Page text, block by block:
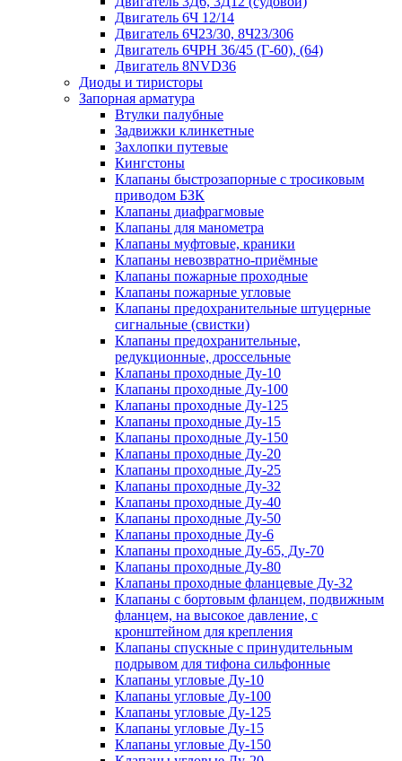
Двигатель 6Ч 12/14
Двигатель 6Ч23/30, 8Ч23/306
Двигатель 6ЧРН 36/45 (Г-60), (64)
Двигатель 8NVD36
Диоды и тиристоры
Запорная арматура
Втулки палубные
Задвижки клинкетные
Захлопки путевые
Кингстоны
Клапаны быстрозапорные с тросиковым
приводом БЗК
Клапаны диафрагмовые
Клапаны для манометра
Клапаны муфтовые, краники
Клапаны невозвратно-приёмные
Клапаны пожарные проходные
Клапаны пожарные угловые
Клапаны предохранительные штуцерные
сигнальные (свистки)
Клапаны предохранительные,
редукционные, дроссельные
Клапаны проходные Ду-10
Клапаны проходные Ду-100
Клапаны проходные Ду-125
Клапаны проходные Ду-15
Клапаны проходные Ду-150
Клапаны проходные Ду-20
Клапаны проходные Ду-25
Клапаны проходные Ду-32
Клапаны проходные Ду-40
Клапаны проходные Ду-50
Клапаны проходные Ду-6
Клапаны проходные Ду-65, Ду-70
Клапаны проходные Ду-80
Клапаны проходные фланцевые Ду-32
Клапаны с бортовым фланцем, подвижным
фланцем, на высокое давление, с
кронштейном для крепления
Клапаны спускные с принудительным
подрывом для тифона сильфонные
Клапаны угловые Ду-10
Клапаны угловые Ду-100
Клапаны угловые Ду-125
Клапаны угловые Ду-15
Клапаны угловые Ду-150